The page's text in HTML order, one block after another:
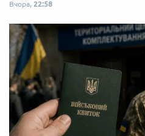
Вчора, 22:58